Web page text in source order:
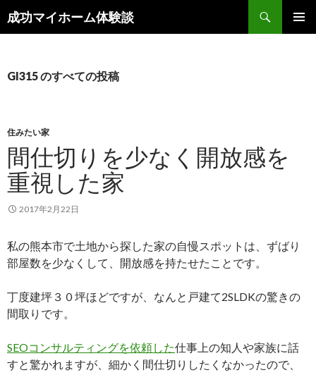
成功マイホーム体験談
検
索
ン
キ
ッ
プ
GI315 のすべての投稿
住みたい家
間仕切りを少なく開放感を
重視した家
2017年2月22日
私の熊本市で土地から探した家の自慢スポットは、ずばり
部屋数を少なくして、開放感を持たせたことです。
丁度建坪３０坪ほどですが、なんと戸建て2SLDKの驚きの
間取りです。
SEOコンサルティングを依頼した仕事上の知人や家族に話
すと驚かれますが、細かく間仕切りしたくなかったので、